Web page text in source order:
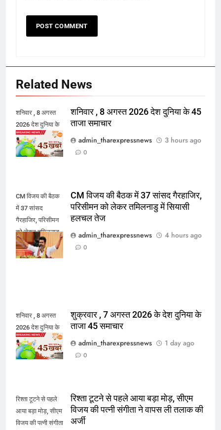
Related News
शनिवार , 8 अगस्त
2026 देश दुनिया के
45 ताजा समाचार
शनिवार , 8 अगस्त 2026 देश दुनिया के 45
ताजा समाचार
admin_tharexpressnews
3 hours ago
0
CM विजय की बैठक
में 37 सांसद
गैरहाजिर, परिसीमन
को लेकर तमिलनाडु
में सियासी हलचल
तेज
CM विजय की बैठक में 37 सांसद गैरहाजिर,
परिसीमन को लेकर तमिलनाडु में सियासी
हलचल तेज
admin_tharexpressnews
4 hours ago
0
शनिवार , 8 अगस्त
2026 देश दुनिया के
45 ताजा समाचार
शुक्रवार , 7 अगस्त 2026 के देश दुनिया के
ताजा 45 समाचार
admin_tharexpressnews
1 day ago
0
रिश्ता टूटने से पहले
आया बड़ा मोड़, सीएम
विजय की पत्नी संगीता
रिश्ता टूटने से पहले आया बड़ा मोड़, सीएम
विजय की पत्नी संगीता ने वापस ली तलाक की
अर्जी